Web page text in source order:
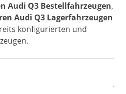
Audi Q3 Bestellfahrzeugen,
Audi Q3 Lagerfahrzeugen
konfigurierten und